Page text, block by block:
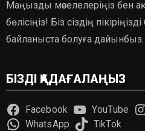
Маңызды мәселелеріңіз бен
бөлісіңіз! Біз сіздің
байланыста болуға дайынбыз.
БІЗДІ ҚАДАҒАЛАҢЫЗ
Facebook YouTube
WhatsApp
TikTok